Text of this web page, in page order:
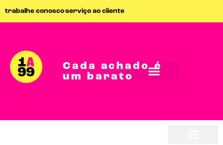
trabalhe conoscoserviço ao cliente
Cada achado é
um barato